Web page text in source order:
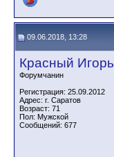
09.06.2018, 13:28
Красный Игорь
Форумчанин
Регистрация: 25.09.2012
Адрес: г. Саратов
Возраст: 71
Пол: Мужской
Сообщений: 677